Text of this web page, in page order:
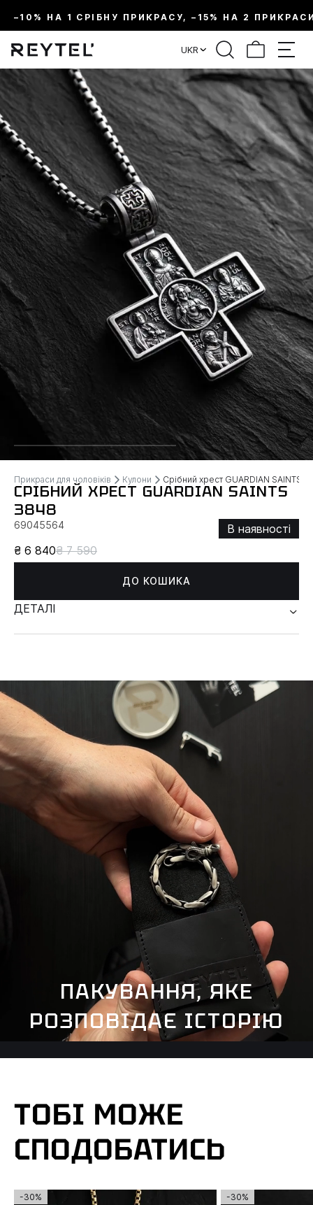
–10% НА 1 СРІБНУ ПРИКРАСУ, –15% НА 2
UKR
Прикраси для чоловіків Кулони Срібний хрест GUARDIAN SAINTS
СРІБНИЙ ХРЕСТ GUARDIAN SAINTS
3848
69045564
В наявності
₴ 6 840₴ 7 590
ДО КОШИКА
ДЕТАЛІ
ПАКУВАННЯ, ЯКЕ
РОЗПОВІДАЄ ІСТОРІЮ
ТОБІ МОЖЕ
СПОДОБАТИСЬ
-30% -30%